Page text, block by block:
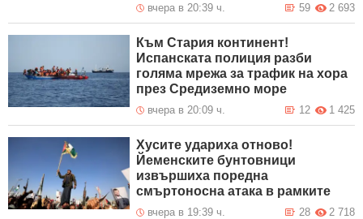
вчера в 20:39 ч. 2 693
59
Към Стария континент!
Испанската полиция разби
голяма мрежа за трафик на хора
през Средиземно море
вчера в 20:09 ч. 1 425
12
Хусите удариха отново!
Йеменските бунтовници
извършиха поредна
смъртоносна атака в рамките
вчера в 19:39 ч. 2 718
28